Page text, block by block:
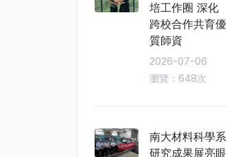
培工作圈 深化
跨校合作共育優
質師資
2026-07-06
瀏覽：648次
南大材料科學系
研究成果展亮眼